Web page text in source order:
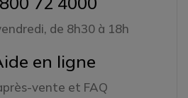
de 8h30 à 18h
en ligne
vente et FAQ